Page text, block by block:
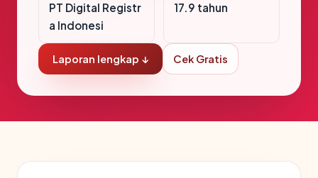
PT Digital Registr
a Indonesi
17.9 tahun
Laporan lengkap ↓ Cek Gratis